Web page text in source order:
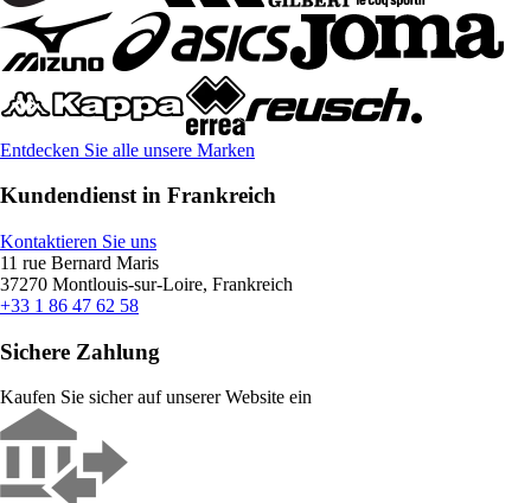
Entdecken Sie alle unsere Marken
Kundendienst in Frankreich
Kontaktieren Sie uns
11 rue Bernard Maris
37270 Montlouis-sur-Loire, Frankreich
+33 1 86 47 62 58
Sichere Zahlung
Kaufen Sie sicher auf unserer Website ein